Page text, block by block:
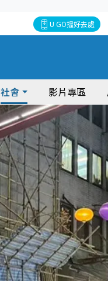
U GO搵好去處
社會 影片專區